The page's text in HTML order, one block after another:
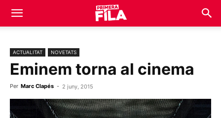
ACTUALITAT NOVETATS
Eminem torna al cinema
Per Marc Clapés - 2 juny, 2015